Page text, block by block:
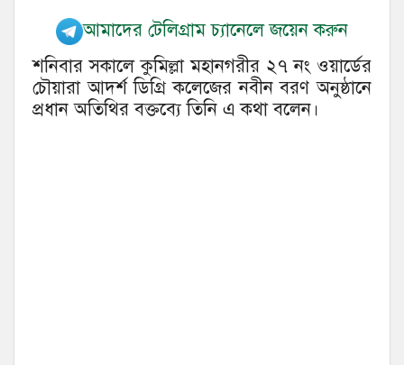
আমাদের টেলিগ্রাম চ্যানেলে জয়েন করুন
শনিবার সকালে কুমিল্লা মহানগরীর ২৭ নং ওয়ার্ডের
চৌয়ারা আদর্শ ডিগ্রি কলেজের নবীন বরণ অনুষ্ঠানে
প্রধান অতিথির বক্তব্যে তিনি এ কথা বলেন।